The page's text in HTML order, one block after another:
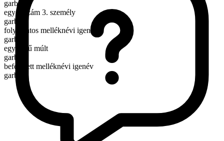
garb
egyes szám 3. személy
garbs
folyamatos melléknévi igenév
garbing
egyszerű múlt
garbed
befejezett melléknévi igenév
garbed